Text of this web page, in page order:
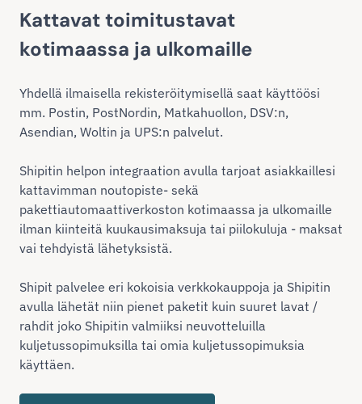
Kattavat toimitustavat
kotimaassa ja ulkomaille
Yhdellä ilmaisella rekisteröitymisellä saat käyttöösi
mm. Postin, PostNordin, Matkahuollon, DSV:n,
Asendian, Woltin ja UPS:n palvelut.
Shipitin helpon integraation avulla tarjoat asiakkaillesi
kattavimman noutopiste- sekä
pakettiautomaattiverkoston kotimaassa ja ulkomaille
ilman kiinteitä kuukausimaksuja tai piilokuluja - maksat
vai tehdyistä lähetyksistä.
Shipit palvelee eri kokoisia verkkokauppoja ja Shipitin
avulla lähetät niin pienet paketit kuin suuret lavat /
rahdit joko Shipitin valmiiksi neuvotteluilla
kuljetussopimuksilla tai omia kuljetussopimuksia
käyttäen.